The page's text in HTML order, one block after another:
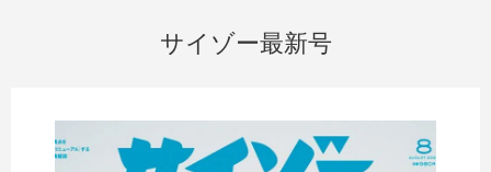
サイゾー最新号